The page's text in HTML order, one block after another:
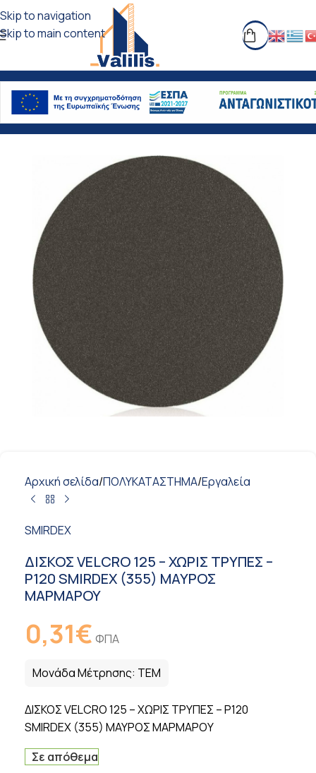
Skip to navigation
Skip to main content
Αρχική σελίδα/ΠΟΛΥΚΑΤΑΣΤΗΜΑ/Εργαλεία
SMIRDEX
ΔΙΣΚΟΣ VELCRO 125 – ΧΩΡΙΣ TΡΥΠΕΣ –
Ρ120 SMIRDEX (355) ΜΑΥΡΟΣ
ΜΑΡΜΑΡΟΥ
0,31€ ΦΠΑ
Μονάδα Μέτρησης: ΤΕΜ
ΔΙΣΚΟΣ VELCRO 125 – ΧΩΡΙΣ TΡΥΠΕΣ – Ρ120
SMIRDEX (355) ΜΑΥΡΟΣ ΜΑΡΜΑΡΟΥ
Σε απόθεμα